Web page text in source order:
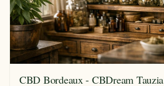
CBD Bordeaux - CBDream Tauzia